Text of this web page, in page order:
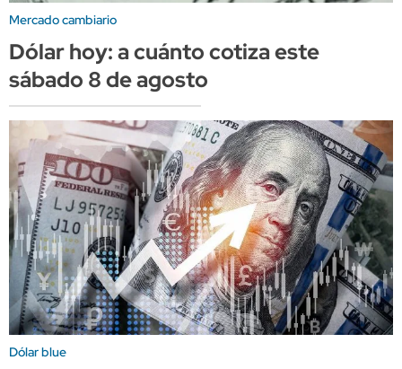
Mercado cambiario
Dólar hoy: a cuánto cotiza este
sábado 8 de agosto
Dólar blue